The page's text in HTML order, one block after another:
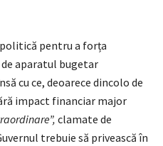
politică pentru a forța
aparatul bugetar
cu ce, deoarece dincolo de
impact financiar major
clamate de
trebuie să privească în